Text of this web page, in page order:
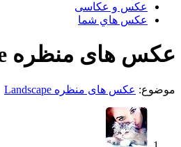
عکس و عکاسی
عكس هاي شما
عکس های منظره Landscape
موضوع: عکس های منظره Landscape